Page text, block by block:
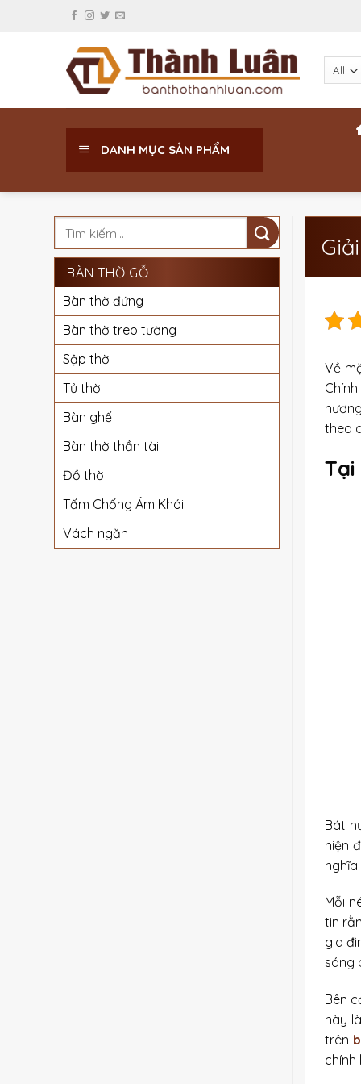
DANH MỤC SẢN PHẨM
BÀN THỜ GỖ
Bàn thờ đứng
Bàn thờ treo tường
Sập thờ
Tủ thờ
Bàn ghế
Bàn thờ thần tài
Đồ thờ
Tấm Chống Ám Khói
Vách ngăn
Về
theo
Bát
hiện
nghĩa
Mỗi
tin
gia
sáng
Bên
này
trên
chính